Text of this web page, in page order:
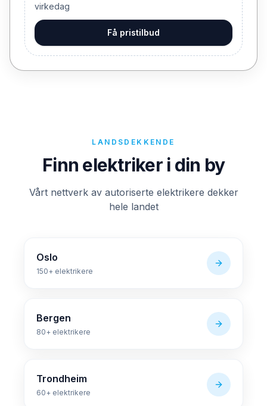
virkedag
Få pristilbud
LANDSDEKKENDE
Finn elektriker i din by
Vårt nettverk av autoriserte elektrikere dekker
hele landet
Oslo
150+ elektrikere
Bergen
80+ elektrikere
Trondheim
60+ elektrikere